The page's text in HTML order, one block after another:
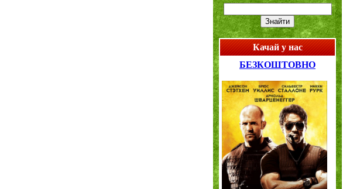
Качай у нас
БЕЗКОШТОВНО